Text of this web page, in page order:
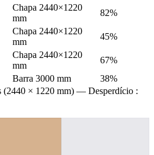
Chapa 2440×1220
mm
82%
Chapa 2440×1220
mm
45%
Chapa 2440×1220
mm
67%
Barra 3000 mm
38%
× 1220 mm) — Desperdício :